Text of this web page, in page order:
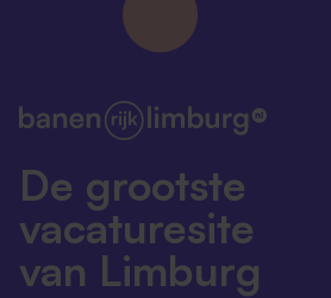
De grootste
vacaturesite
van Limburg